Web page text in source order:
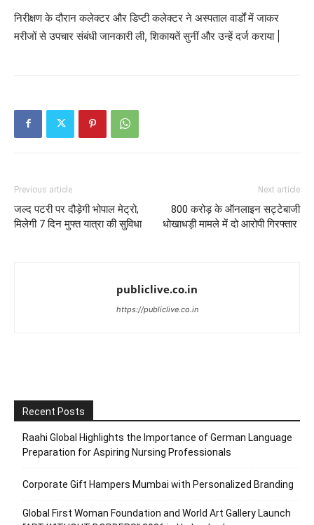
निरीक्षण के दौरान कलेक्टर और डिप्टी कलेक्टर ने अस्पताल वार्डों में जाकर
मरीजों से उपचार संबंधी जानकारी ली, शिकायतें सुनीं और उन्हें दर्ज कराया |
Previous article
जल्द पटरी पर दौड़ेगी भोपाल मेट्रो,
मिलेगी 7 दिन मुफ्त यात्रा की सुविधा
Next article
800 करोड़ के ऑनलाइन सट्टेबाजी
धोखाधड़ी मामले में दो आरोपी गिरफ्तार
publiclive.co.in
https://publiclive.co.in
Recent Posts
Raahi Global Highlights the Importance of German Language
Preparation for Aspiring Nursing Professionals
Corporate Gift Hampers Mumbai with Personalized Branding
Global First Woman Foundation and World Art Gallery Launch